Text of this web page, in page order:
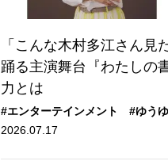
「こんな木村多江さん見
踊る主演舞台『わたしの
力とは
#エンターテインメント
#ゆう
2026.07.17